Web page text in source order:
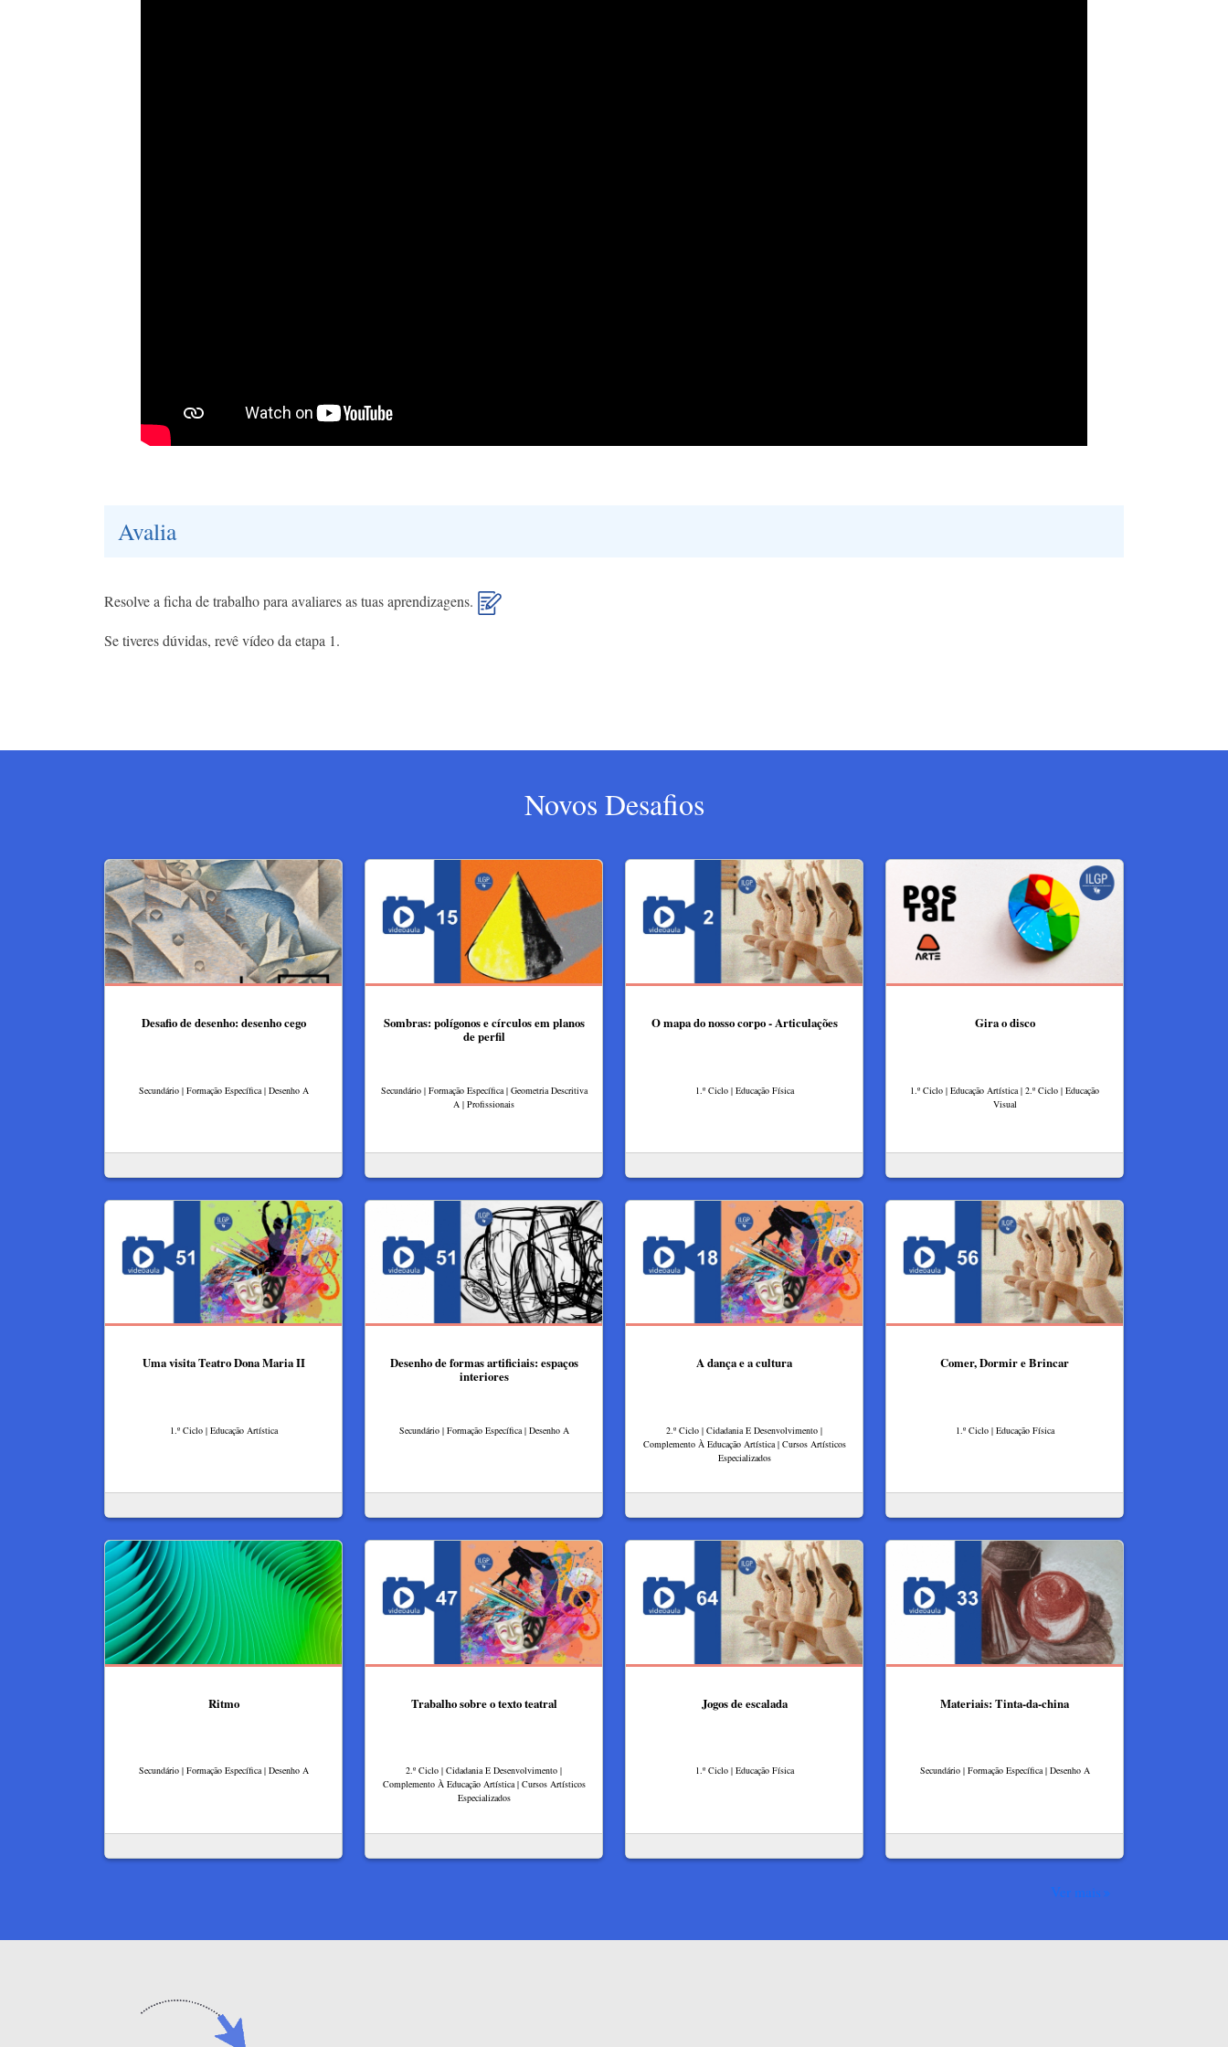
Avalia
Resolve a ficha de trabalho para avaliares as tuas aprendizagens.
Se tiveres dúvidas, revê vídeo da etapa 1.
Novos Desafios
Desafio de desenho: desenho cego
Secundário | Formação Específica | Desenho A
Sombras: polígonos e círculos em planos
de perfil
Secundário | Formação Específica | Geometria Descritiva
A | Profissionais
O mapa do nosso corpo - Articulações
1.º Ciclo | Educação Física
Gira o disco
1.º Ciclo | Educação Artística | 2.º Ciclo | Educação
Visual
Uma visita Teatro Dona Maria II
1.º Ciclo | Educação Artística
Desenho de formas artificiais: espaços
interiores
Secundário | Formação Específica | Desenho A
A dança e a cultura
2.º Ciclo | Cidadania E Desenvolvimento |
Complemento À Educação Artística | Cursos Artísticos
Especializados
Comer, Dormir e Brincar
1.º Ciclo | Educação Física
Ritmo
Secundário | Formação Específica | Desenho A
Trabalho sobre o texto teatral
2.º Ciclo | Cidadania E Desenvolvimento |
Complemento À Educação Artística | Cursos Artísticos
Especializados
Jogos de escalada
1.º Ciclo | Educação Física
Materiais: Tinta-da-china
Secundário | Formação Específica | Desenho A
Ver mais